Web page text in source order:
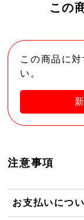
この
この商品に
い。
注意事項
お支払いにつ